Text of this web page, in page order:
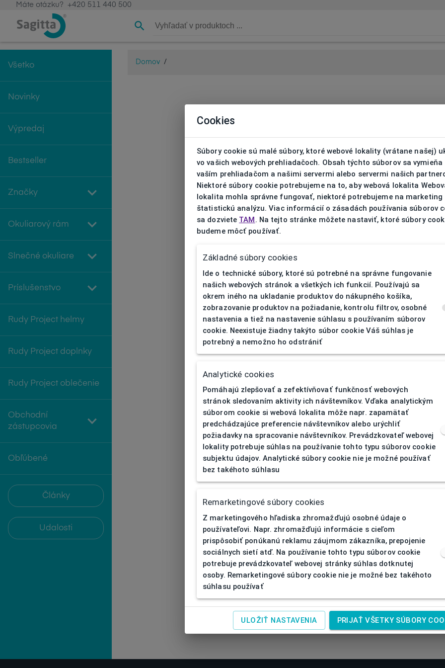
Máte otázku? +420 511 440 500
Všetko
Novinky
Výpredaj
Bestseller
Značky
Okuliarový rám
Slnečné okuliare
Príslušenstvo
Rudy Project helmy
Rudy Project doplnky
Rudy Project oblečenie
Obchodní
zástupcovia
Obľúbené
Články
Udalosti
Domov /
Cookies
Súbory cookie sú malé súbory, ktoré webové lokality (vrátane našej)
vo vašich webových prehliadačoch. Obsah týchto súborov sa vymieňa
vaším prehliadačom a našimi servermi alebo servermi našich
Niektoré súbory cookie potrebujeme na to, aby webová lokalita
lokalita mohla správne fungovať, niektoré potrebujeme na marketing
štatistickú analýzu. Viac informácií o zásadách používania súborov
sa dozviete TAM. Na tejto stránke môžete nastaviť, ktoré súbory
budeme môcť používať.
Základné súbory cookies
Ide o technické súbory, ktoré sú potrebné na správne fungovanie
našich webových stránok a všetkých ich funkcií. Používajú sa
okrem iného na ukladanie produktov do nákupného košíka,
zobrazovanie produktov na požiadanie, kontrolu filtrov, osobné
nastavenia a tiež na nastavenie súhlasu s používaním súborov
cookie. Neexistuje žiadny takýto súbor cookie Váš súhlas je
potrebný a nemožno ho odstrániť
Analytické cookies
Pomáhajú zlepšovať a zefektívňovať funkčnosť webových
stránok sledovaním aktivity ich návštevníkov. Vďaka analytickým
súborom cookie si webová lokalita môže napr. zapamätať
predchádzajúce preferencie návštevníkov alebo urýchliť
požiadavky na spracovanie návštevníkov. Prevádzkovateľ webovej
lokality potrebuje súhlas na používanie tohto typu súborov cookie
subjektu údajov. Analytické súbory cookie nie je možné používať
bez takéhoto súhlasu
Remarketingové súbory cookies
Z marketingového hľadiska zhromažďujú osobné údaje o
používateľovi. Napr. zhromažďujú informácie s cieľom
prispôsobiť ponúkanú reklamu záujmom zákazníka, prepojenie
sociálnych sietí atď. Na používanie tohto typu súborov cookie
potrebuje prevádzkovateľ webovej stránky súhlas dotknutej
osoby. Remarketingové súbory cookie nie je možné bez takéhoto
súhlasu používať
ULOŽIŤ NASTAVENIA PRIJAŤ VŠETKY SÚBORY